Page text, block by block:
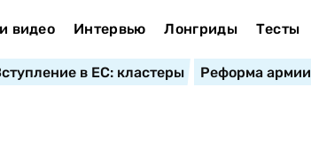
видео Интервью Лонгриды Тесты
в ЕС: кластеры Реформа армии